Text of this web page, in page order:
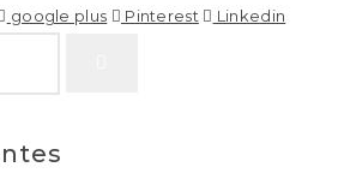
google plus Pinterest Linkedin